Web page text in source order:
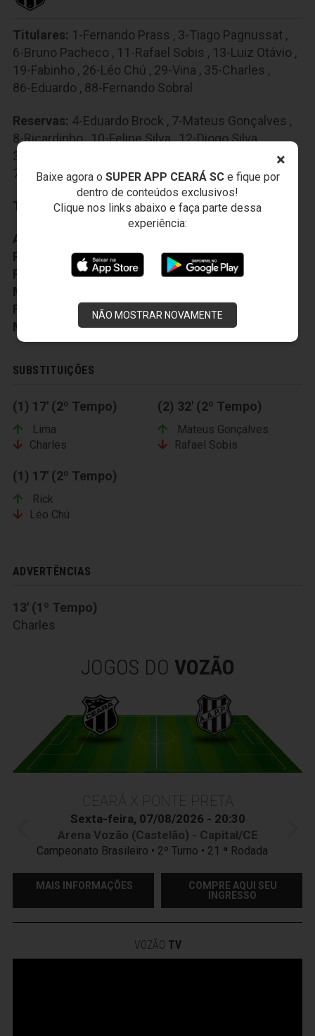
×
Baixe agora o SUPER APP CEARÁ SCe fique por
dentro de conteúdos exclusivos!
Clique nos links abaixo e faça parte dessa
experiência:
NÃO MOSTRAR NOVAMENTE
Titulares: 1-Fernando Prass , 3-Tiago Pagnussat ,
6-Bruno Pacheco , 11-Rafael Sobis , 13-Luiz Otávio ,
19-Fabinho , 26-Léo Chú , 29-Vina , 35-Charles ,
86-Eduardo , 88-Fernando Sobral
Reservas: 4-Eduardo Brock , 7-Mateus Gonçalves ,
8-Ricardinho,10-Felipe Silva,12-Diogo Silva,
31-Pedro Naressi
45-Lima
70-Kelvyn,80-Leandro Carvalho,99-Cristiano
Técnico:Guto Ferreira
Auxiliar Técnico:
Preparador Fisico:Valdir Nogueira
Preparador Goleiro:Everaldo Santana
Médico:
Fisioterapeuta:Wellington Alencar
Massagista:Anacleto Pires
SUBSTITUIÇÕES
(1) 17' (2º Tempo)
Lima
Charles
(2) 32' (2º Tempo)
Mateus Gonçalves
Rafael Sobis
(1) 17' (2º Tempo)
Rick
Léo Chú
ADVERTÊNCIAS
13' (1º Tempo)
Charles
JOGOS DO VOZÃO
CEARÁ X PONTE PRETA
Sexta-feira, 07/08/2026 - 20:30
Arena Vozão (Castelão) - Capital/CE
Campeonato Brasileiro • 2º Turno • 21 ª Rodada
MAIS INFORMAÇÕES
COMPRE AQUI SEU
INGRESSO
VOZÃO TV